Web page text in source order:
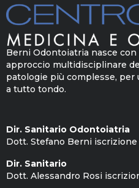
Berni Odontoiatria nasce
approccio multidisciplinare
patologie più complesse,
a tutto tondo.
Dir. Sanitario Odontoiatria
Dott. Stefano Berni iscrizione
Dir. Sanitario
Dott. Alessandro Rosi